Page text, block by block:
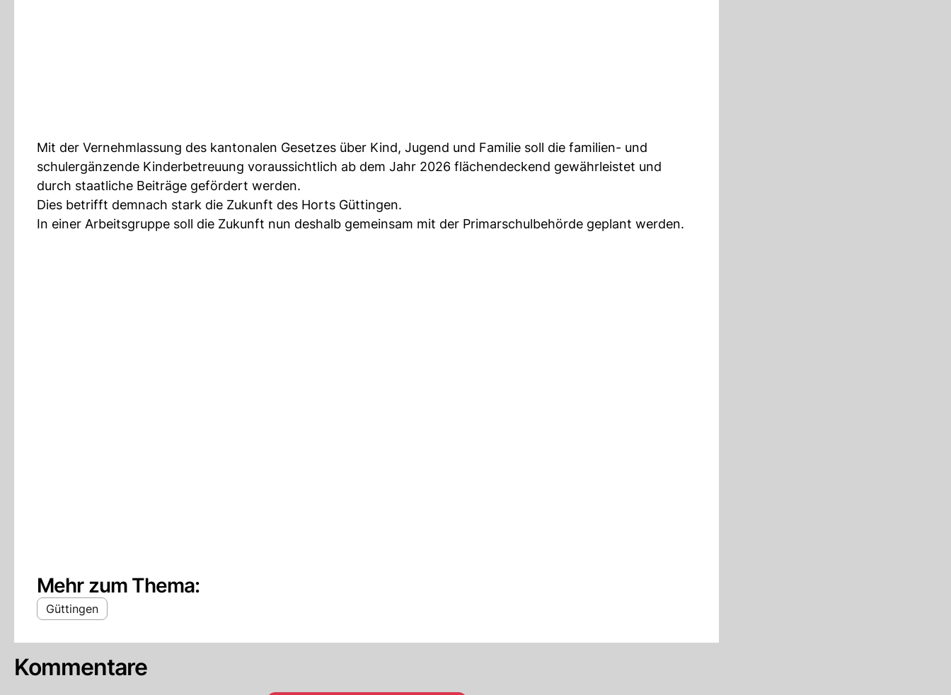
Mit der Vernehmlassung des kantonalen Gesetzes über Kind, Jugend und Familie soll die familien- und
schulergänzende Kinderbetreuung voraussichtlich ab dem Jahr 2026 flächendeckend gewährleistet und
durch staatliche Beiträge gefördert werden.
Dies betrifft demnach stark die Zukunft des Horts Güttingen.
In einer Arbeitsgruppe soll die Zukunft nun deshalb gemeinsam mit der Primarschulbehörde geplant werden.
Mehr zum Thema:
Güttingen
Kommentare